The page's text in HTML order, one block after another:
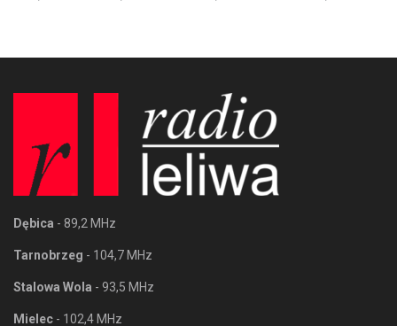
Dębica - 89,2 MHz
Tarnobrzeg - 104,7 MHz
Stalowa Wola - 93,5 MHz
Mielec - 102,4 MHz